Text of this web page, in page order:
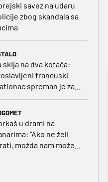
savez na udaru
zbog skandala sa
skija na dva kotača:
francuski
spreman je za
u drami na
“Ako ne želi
možda nam može